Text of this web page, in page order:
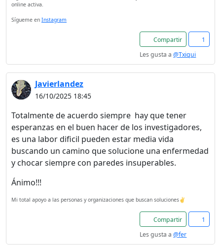
online activa.
Sígueme en Instagram
Compartir
1
Les gusta a@Txiqui
Javierlandez
16/10/2025 18:45
Totalmente de acuerdo siempre hay que tener
esperanzas en el buen hacer de los investigadores,
es una labor dificil pueden estar media vida
buscando un camino que solucione una enfermedad
y chocar siempre con paredes insuperables.
Ánimo!!!
Mi total apoyo a las personas y organizaciones que buscan soluciones✌️
Compartir
1
Les gusta a@fer